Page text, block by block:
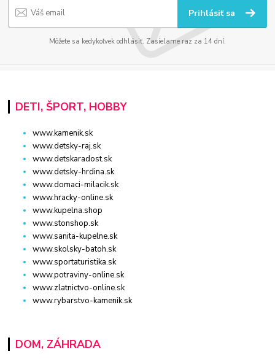
Prihlásiť sa
Môžete sa kedykoľvek odhlásiť. Zasielame raz za 14 dní.
DETI, ŠPORT, HOBBY
www.kamenik.sk
www.detsky-raj.sk
www.detskaradost.sk
www.detsky-hrdina.sk
www.domaci-milacik.sk
www.hracky-online.sk
www.kupelna.shop
www.stonshop.sk
www.sanita-kupelne.sk
www.skolsky-batoh.sk
www.sportaturistika.sk
www.potraviny-online.sk
www.zlatnictvo-online.sk
www.rybarstvo-kamenik.sk
DOM, ZÁHRADA